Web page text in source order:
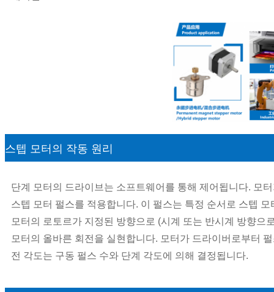
스텝 모터의 작동 원리
단계 모터의 드라이브는 소프트웨어를 통해 제어됩니다. 모
스텝 모터 펄스를 적용합니다. 이 펄스는 특정 순서로 스텝 모
모터의 로토르가 지정된 방향으로 (시계 또는 반시계 방향으
모터의 올바른 회전을 실현합니다. 모터가 드라이버로부터
전 각도는 구동 펄스 수와 단계 각도에 의해 결정됩니다.